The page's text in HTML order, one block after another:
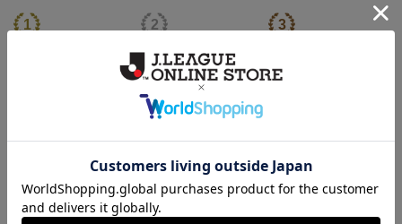
センティックユニフォー
ム FP 1st
20,020円～25,520円
（130-160cm）2026/27
キッズユニフォーム FP1s
t
5,500円
（4XL）2026/27 オーセ
ンティックユニフォーム
23,020円～28,520円